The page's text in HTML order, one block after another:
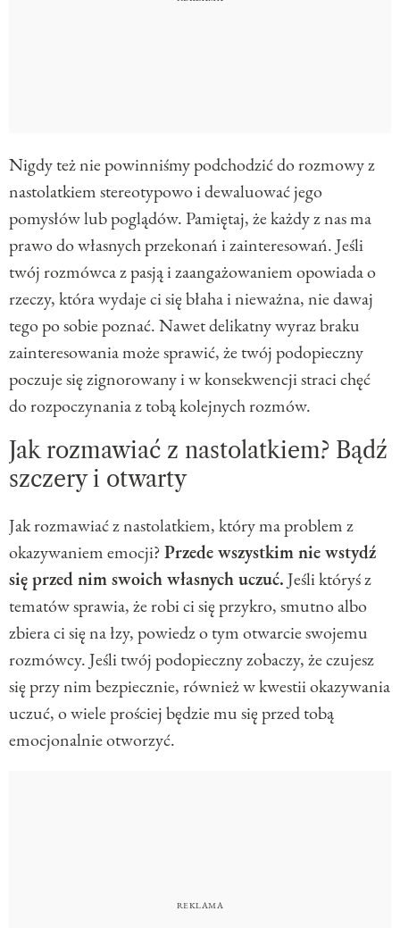
Nigdy też nie powinniśmy podchodzić do rozmowy z
nastolatkiem stereotypowo i dewaluować jego
pomysłów lub poglądów. Pamiętaj, że każdy z nas ma
prawo do własnych przekonań i zainteresowań. Jeśli
twój rozmówca z pasją i zaangażowaniem opowiada o
rzeczy, która wydaje ci się błaha i nieważna, nie dawaj
tego po sobie poznać. Nawet delikatny wyraz braku
zainteresowania może sprawić, że twój podopieczny
poczuje się zignorowany i w konsekwencji straci chęć
do rozpoczynania z tobą kolejnych rozmów.
Jak rozmawiać z nastolatkiem? Bądź
szczery i otwarty
Jak rozmawiać z nastolatkiem, który ma problem z
okazywaniem emocji?Przede wszystkim nie wstydź
się przed nim swoich własnych uczuć.Jeśli któryś z
tematów sprawia, że robi ci się przykro, smutno albo
zbiera ci się na łzy, powiedz o tym otwarcie swojemu
rozmówcy. Jeśli twój podopieczny zobaczy, że czujesz
się przy nim bezpiecznie, również w kwestii okazywania
uczuć, o wiele prościej będzie mu się przed tobą
emocjonalnie otworzyć.